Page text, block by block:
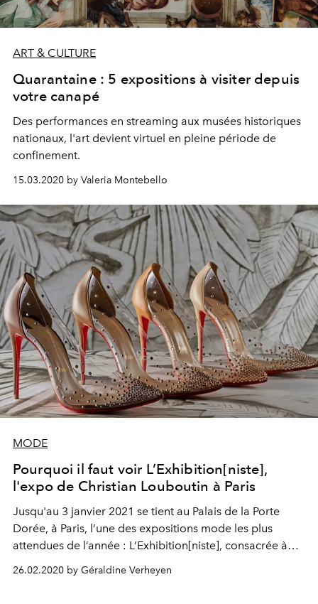
ART & CULTURE
Quarantaine : 5 expositions à visiter depuis
votre canapé
Des performances en streaming aux musées historiques
nationaux, l'art devient virtuel en pleine période de
confinement.
15.03.2020 by Valeria Montebello
MODE
Pourquoi il faut voir L’Exhibition[niste],
l'expo de Christian Louboutin à Paris
Jusqu'au 3 janvier 2021 se tient au Palais de la Porte
Dorée, à Paris, l’une des expositions mode les plus
attendues de l’année : L’Exhibition[niste], consacrée à
ne surtout pas manquer.
26.02.2020 by Géraldine Verheyen